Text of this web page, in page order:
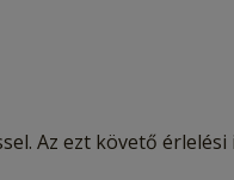
Az ezt követő